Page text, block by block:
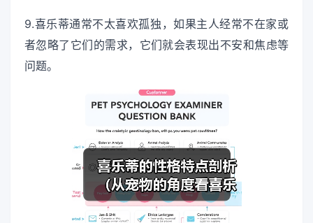
9.喜乐蒂通常不太喜欢孤独，如果主人经常不在家或
者忽略了它们的需求，它们就会表现出不安和焦虑等
问题。